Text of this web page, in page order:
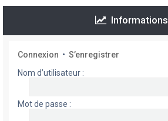
Informations
Connexion • S’enregistrer
Nom d’utilisateur :
Mot de passe :